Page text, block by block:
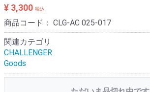
¥ 3,300 税込
商品コード： CLG-AC 025-017
関連カテゴリ
CHALLENGER
Goods